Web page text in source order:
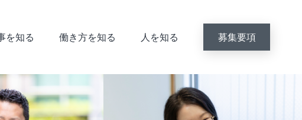
を知る 働き方を知る 人を知る 募集要項